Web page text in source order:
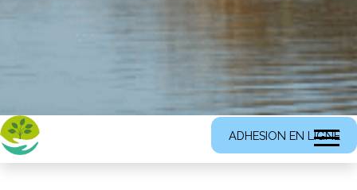
ADHESION EN LIGNE